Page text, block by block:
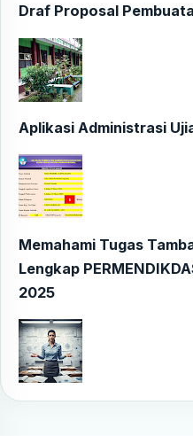
Draf Proposal
Aplikasi Administrasi
Memahami Tugas
Lengkap
2025